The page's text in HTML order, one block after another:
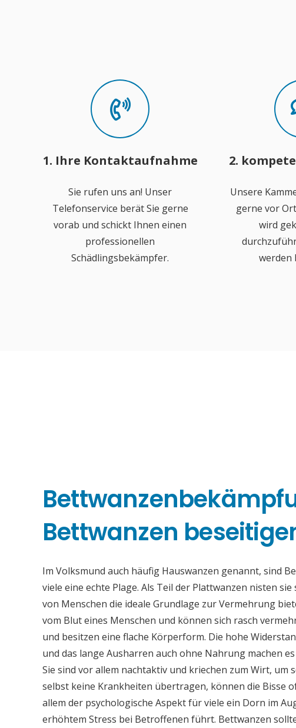
1. Ihre Kontaktaufnahme
Sie rufen uns an! Unser
Telefonservice berät Sie gerne
vorab und schickt Ihnen einen
professionellen
Schädlingsbekämpfer.
2.
Unsere
gerne vor
wird
werden
Bettwanzen
Im Volksmund auch häufig Hauswanzen genannt, sind
viele eine echte Plage. Als Teil der Plattwanzen nisten
von Menschen die ideale Grundlage zur Vermehrung
vom Blut eines Menschen und können sich rasch
und besitzen eine flache Körperform. Die hohe
und das lange Ausharren auch ohne Nahrung machen
Sie sind vor allem nachtaktiv und kriechen zum Wirt, um
selbst keine Krankheiten übertragen, können die Bisse
allem der psychologische Aspekt für viele ein Dorn im
erhöhtem Stress bei Betroffenen führt. Bettwanzen